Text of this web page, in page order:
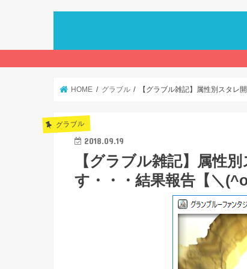
HOME グラブル 【グラブル雑記】属性別スタレ
グラブル
2018.09.19
【グラブル雑記】属性
す・・・結果報告【＼